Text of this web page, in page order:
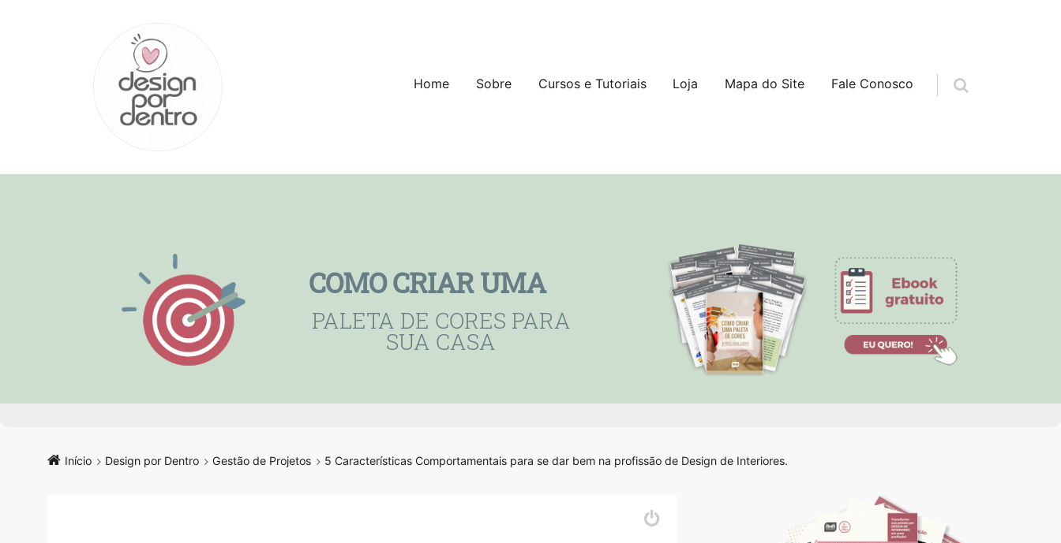
Pular para o conteúdo
Home Sobre Cursos e Tutoriais Loja Mapa do Site Fale Conosco
COMO CRIAR UMA
PALETA DE CORES PARA
SUA CASA
Início Design por Dentro Gestão de Projetos 5 Características Comportamentais para se dar bem na profissão de Design de Interiores.